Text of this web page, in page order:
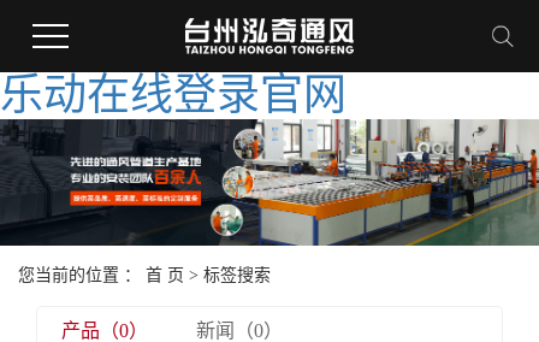
乐动在线登录官网
您当前的位置 ： 首 页 > 标签搜索
产品（0） 新闻（0）